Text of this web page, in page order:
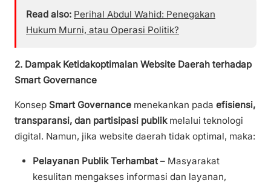
Read also: Perihal Abdul Wahid: Penegakan
Hukum Murni, atau Operasi Politik?
2. Dampak Ketidakoptimalan Website Daerah terhadap
Smart Governance
Konsep Smart Governance menekankan pada efisiensi,
transparansi, dan partisipasi publikmelalui teknologi
digital. Namun, jika website daerah tidak optimal, maka:
Pelayanan Publik Terhambat– Masyarakat
kesulitan mengakses informasi dan layanan,